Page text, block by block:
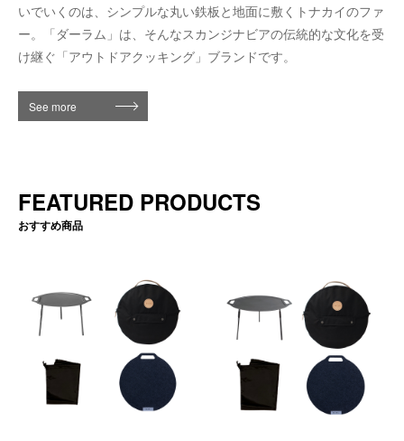
いでいくのは、シンプルな丸い鉄板と地面に敷くトナカイのファ
ー。「ダーラム」は、そんなスカンジナビアの伝統的な文化を受
け継ぐ「アウトドアクッキング」ブランドです。
See more
FEATURED PRODUCTS
おすすめ商品